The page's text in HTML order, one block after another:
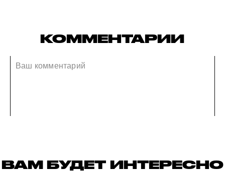
КОММЕНТАРИИ
ВАМ БУДЕТ ИНТЕРЕСНО